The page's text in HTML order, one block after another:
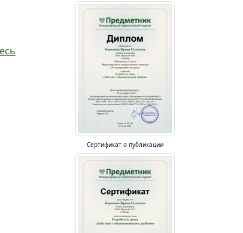
Сертификат о публикации